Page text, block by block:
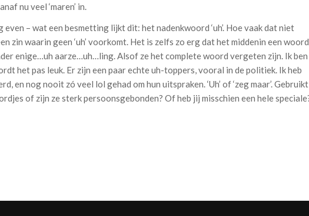
nu veel ‘maren’ in.
even – wat een besmetting lijkt dit: het nadenkwoord ‘uh’. Hoe vaak dat niet
zin waarin geen ‘uh’ voorkomt. Het is zelfs zo erg dat het middenin een woord
enige…uh aarze…uh…ling. Alsof ze het complete woord vergeten zijn. Ik ben
het pas leuk. Er zijn een paar echte uh-toppers, vooral in de politiek. Ik heb
en nog nooit zó veel lol gehad om hun uitspraken. ‘Uh’ of ‘zeg maar’. Gebruikt
of zijn ze sterk persoonsgebonden? Of heb jij misschien een hele